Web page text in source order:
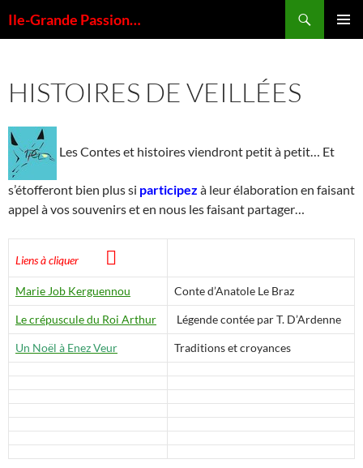
auIle-Grande Passion…
HISTOIRES DE VEILLÉES
Les Contes et histoires viendront petit à petit… Et
s’étofferont bien plus si participez à leur élaboration en faisant
appel à vos souvenirs et en nous les faisant partager…
Liens à cliquer 
Marie Job Kerguennou Conte d’Anatole Le Braz
Le crépuscule du Roi Arthur Légende contée par T. D’Ardenne
Un Noël à Enez Veur Traditions et croyances